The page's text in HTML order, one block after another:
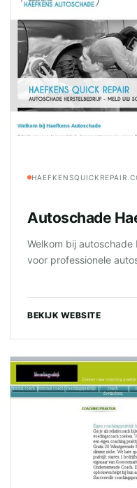
Autoschade
Welkom bij
voor professionele
BEKIJK WEBSITE